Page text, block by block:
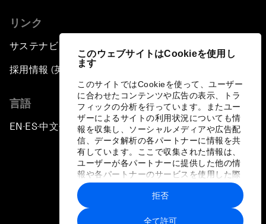
このウェブサイトはCookieを使用し
ます
このサイトではCookieを使って、ユーザー
に合わせたコンテンツや広告の表示、トラ
フィックの分析を行っています。またユー
ザーによるサイトの利用状況についても情
報を収集し、ソーシャルメディアや広告配
信、データ解析の各パートナーに情報を共
有しています。ここで収集された情報は、
ユーザーが各パートナーに提供した他の情
報や各パートナーのサービスを使用した際
に収集された情報と組み合わされ、各パー
トナーによって使用されることがありま
す。
全て許可
拒否
リンク
サステナビリティへの取り組み
採用情報 (英語のみ)
言語
EN ▪ES▪中文▪ 日本語
プライバシーポリシーと利用規約